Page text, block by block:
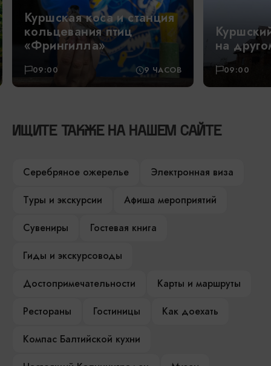
Куршская коса и станция
кольцевания птиц
«Фрингилла»
09:00 9 ЧАСОВ
на
09:00
ИЩИТЕ ТАКЖЕ НА НАШЕМ САЙТЕ
Серебряное ожерелье
Электронная виза
Туры и экскурсии
Афиша мероприятий
Сувениры
Гостевая книга
Гиды и экскурсоводы
Достопримечательности
Карты и маршруты
Рестораны
Гостиницы
Как доехать
Компас Балтийской кухни